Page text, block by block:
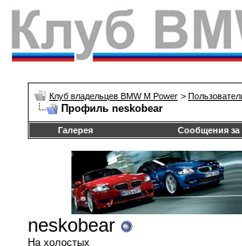
Клуб владельцев BMW M Power >
Профиль neskobear
Галерея Сообщения за
neskobear
На холостых